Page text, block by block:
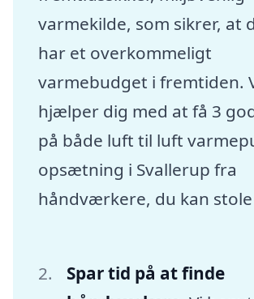
varmekilde, som sikrer, at
har et overkommeligt
varmebudget i fremtiden.
hjælper dig med at få 3
på både luft til luft
opsætning i Svallerup fra
håndværkere, du kan stole
Spar tid på at finde